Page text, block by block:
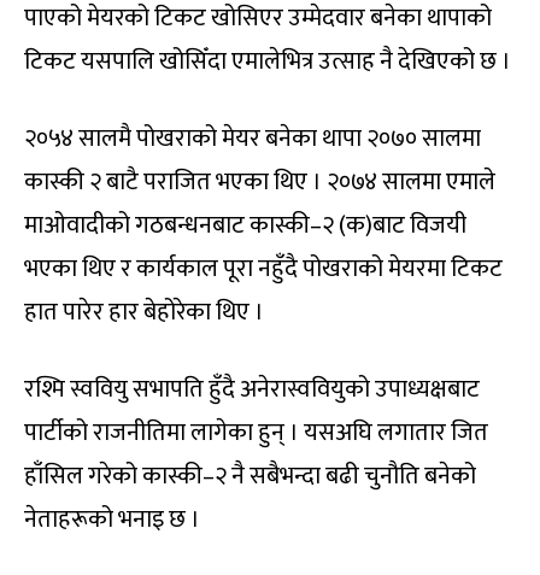
पाएको मेयरको टिकट खोसिएर उम्मेदवार बनेका थापाको
टिकट यसपालि खोसिँदा एमालेभित्र उत्साह नै देखिएको छ ।
२०५४ सालमै पोखराको मेयर बनेका थापा २०७० सालमा
कास्की २ बाटै पराजित भएका थिए । २०७४ सालमा एमाले
माओवादीको गठबन्धनबाट कास्की–२ (क)बाट विजयी
भएका थिए र कार्यकाल पूरा नहुँदै पोखराको मेयरमा टिकट
हात पारेर हार बेहोरेका थिए ।
रश्मि स्ववियु सभापति हुँदै अनेरास्ववियुको उपाध्यक्षबाट
पार्टीको राजनीतिमा लागेका हुन् । यसअघि लगातार जित
हाँसिल गरेको कास्की–२ नै सबैभन्दा बढी चुनौति बनेको
नेताहरूको भनाइ छ ।